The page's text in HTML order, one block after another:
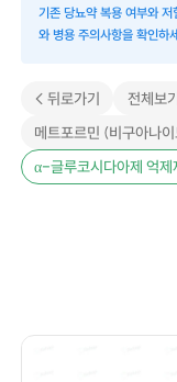
기존 당뇨약 복용 여부와
와 병용 주의사항을 확인하
< 뒤로가기 전체보
메트포르민 (비구아나
α-글루코시다아제 억제